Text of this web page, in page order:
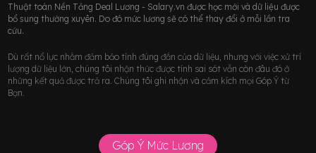
Thuật toán Nền Tảng Deal Lương - Salary.vn được học mới và dữ liệu được
bổ sung thường xuyên. Do đó mức lương sẽ có thể thay đổi ở mỗi lần tra
cứu.
Dù rất nổ lực nhằm đảm bảo tính đúng đắn của dữ liệu, nhưng với việc xử trí
lượng dữ liệu lớn, chúng tôi nhận thức được tính sai sót vẫn còn đâu đó ở
những kết quả được trả ra. Chúng tôi ghi nhận và cảm kích mọi Góp Ý từ
Bạn.
Góp Ý Mức Lương